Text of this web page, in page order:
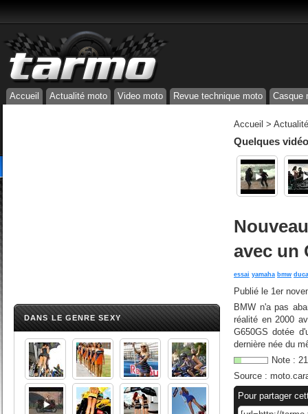
Accueil Actualité moto Video moto Revue technique moto Casque
DANS LE GENRE SEXY
Accueil >
Quelques
avec un
essai yamaha bmw
Publié le 1er
BMW n'a pas
réalité en 2000
G650GS dotée
dernière née du
Note : 21
Source :
Pour partager